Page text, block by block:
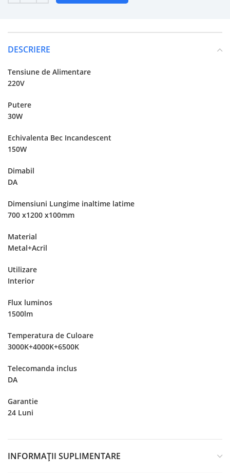
DESCRIERE
Tensiune de Alimentare
220V
Putere
30W
Echivalenta Bec Incandescent
150W
Dimabil
DA
Dimensiuni Lungime inaltime latime
700 x1200 x100mm
Material
Metal+Acril
Utilizare
Interior
Flux luminos
1500lm
Temperatura de Culoare
3000K+4000K+6500K
Telecomanda inclus
DA
Garantie
24 Luni
INFORMAȚII SUPLIMENTARE